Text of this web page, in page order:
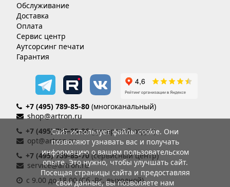
Обслуживание
Доставка
Оплата
Сервис центр
Аутсорсинг печати
Гарантия
+7 (495) 789-85-80 (многоканальный)
shop@artron.ru
+7 (495) 789-85-86(дилерский отдел)
opt@artron.ru
+7 (495) 789-85-70 (сервисный центр)
service@artron.ru
с 9.00 до 18.00 (Сб.-Вс. выходной)
Сайт использует файлы cookie. Они
позволяют узнавать вас и получать
информацию о вашем пользовательском
опыте. Это нужно, чтобы улучшать сайт.
Посещая страницы сайта и предоставляя
свои данные, вы позволяете нам